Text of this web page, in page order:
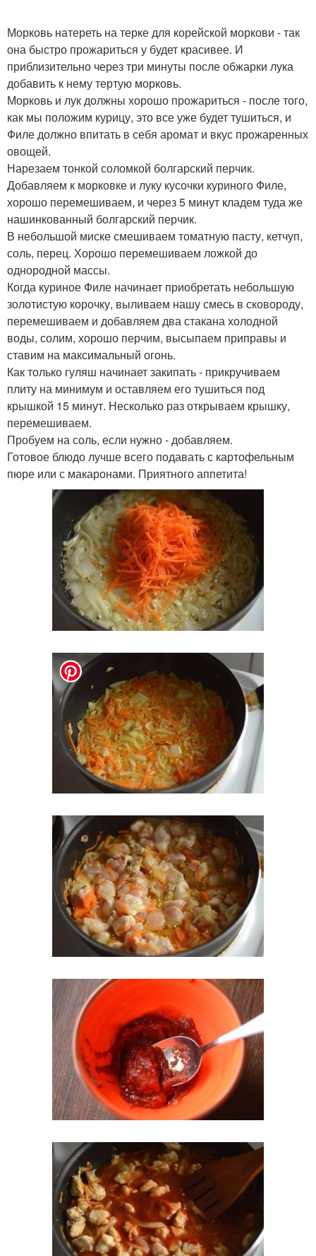
Морковь натереть на терке для корейской моркови - так
она быстро прожариться у будет красивее. И
приблизительно через три минуты после обжарки лука
добавить к нему тертую морковь.
Морковь и лук должны хорошо прожариться - после того,
как мы положим курицу, это все уже будет тушиться, и
Филе должно впитать в себя аромат и вкус прожаренных
овощей.
Нарезаем тонкой соломкой болгарский перчик.
Добавляем к морковке и луку кусочки куриного Филе,
хорошо перемешиваем, и через 5 минут кладем туда же
нашинкованный болгарский перчик.
В небольшой миске смешиваем томатную пасту, кетчуп,
соль, перец. Хорошо перемешиваем ложкой до
однородной массы.
Когда куриное Филе начинает приобретать небольшую
золотистую корочку, выливаем нашу смесь в сковороду,
перемешиваем и добавляем два стакана холодной
воды, солим, хорошо перчим, высыпаем приправы и
ставим на максимальный огонь.
Как только гуляш начинает закипать - прикручиваем
плиту на минимум и оставляем его тушиться под
крышкой 15 минут. Несколько раз открываем крышку,
перемешиваем.
Пробуем на соль, если нужно - добавляем.
Готовое блюдо лучше всего подавать с картофельным
пюре или с макаронами. Приятного аппетита!